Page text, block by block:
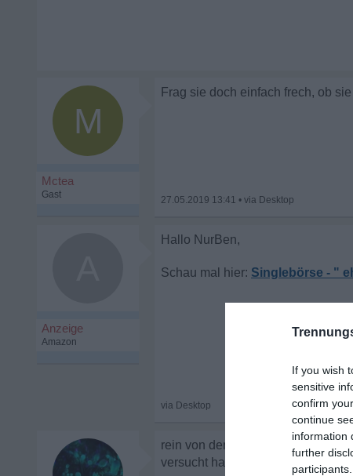
If you wish
sensitive
confirm
continue
information
further
M
Mctea
Gast
Frag sie doch einfach frech, ob
27.05.2019 13:41 •
Singlebörse - "
rein von der Wahrscheinlichkeit
versucht hat als mit jemanden mit